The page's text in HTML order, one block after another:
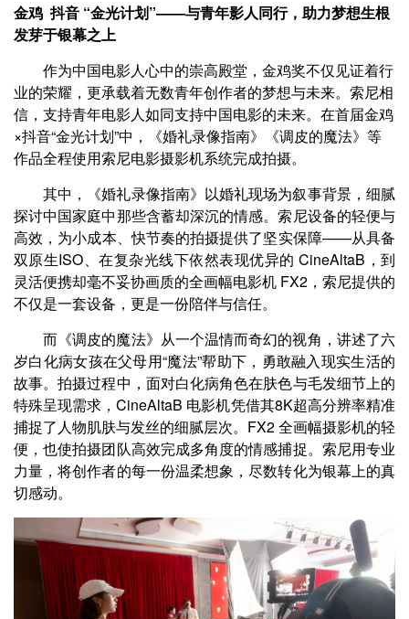
金鸡 抖音 “金光计划”——与青年影人同行，助力梦想生根
发芽于银幕之上
作为中国电影人心中的崇高殿堂，金鸡奖不仅见证着行
业的荣耀，更承载着无数青年创作者的梦想与未来。索尼相
信，支持青年电影人如同支持中国电影的未来。在首届金鸡
×抖音“金光计划”中，《婚礼录像指南》《调皮的魔法》等
作品全程使用索尼电影摄影机系统完成拍摄。
其中，《婚礼录像指南》以婚礼现场为叙事背景，细腻
探讨中国家庭中那些含蓄却深沉的情感。索尼设备的轻便与
高效，为小成本、快节奏的拍摄提供了坚实保障——从具备
双原生ISO、在复杂光线下依然表现优异的 CineAltaB，到
灵活便携却毫不妥协画质的全画幅电影机 FX2，索尼提供的
不仅是一套设备，更是一份陪伴与信任。
而《调皮的魔法》从一个温情而奇幻的视角，讲述了六
岁白化病女孩在父母用“魔法”帮助下，勇敢融入现实生活的
故事。拍摄过程中，面对白化病角色在肤色与毛发细节上的
特殊呈现需求，CineAltaB 电影机凭借其8K超高分辨率精准
捕捉了人物肌肤与发丝的细腻层次。FX2 全画幅摄影机的轻
便，也使拍摄团队高效完成多角度的情感捕捉。索尼用专业
力量，将创作者的每一份温柔想象，尽数转化为银幕上的真
切感动。